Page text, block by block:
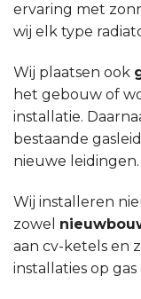
ervaring met
wij elk type
Wij plaatsen ook
het gebouw of
installatie.
bestaande
nieuwe leidingen.
Wij installeren
zowel
aan cv-ketels en
installaties op